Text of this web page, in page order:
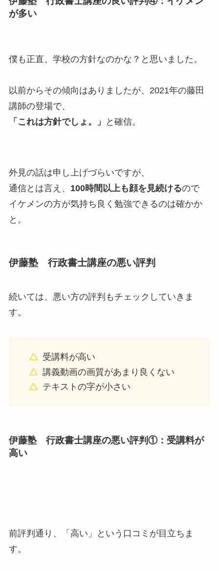
が多い
僕も正直、学校の方針なのかな？と思いました。
以前からその傾向はありましたが、2021年の藤田
講師の登場で、
「これは方針でしょ。」
と確信。
外見の話は申し上げづらいですが、
通信とは言え、 100時間以上も顔を見続けるので
イケメンの方が気持ち良く勉強できるのは確かか
と。
伊藤塾 行政書士講座の悪い評判
続いては、悪い方の評判もチェックしていきま
す。
受講料が高い
講義動画の画質があまり良くない
テキストの字が小さい
伊藤塾 行政書士講座の悪い評判①：受講料が
高い
前評判通り、「高い」という口コミが目立ちま
す。